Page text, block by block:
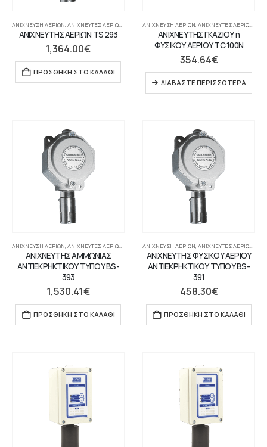
ΑΝΊΧΝΕΥΣΗ ΑΕΡΊΩΝ, ΑΝΙΧΝΕΥΤΈΣ ΑΕΡΊΩΝ ΓΙΑ ΠΊΝΑΚΑ ,ΣΥΣΤΉΜΑΤΑ ΠΥΡΑΝΊΧΝΕΥΣΗΣ-
ΑΝΙΧΝΕΥΤΗΣ ΑΕΡΙΩΝ TS 293
1,364.00€
ΠΡΟΣΘΉΚΗ ΣΤΟ ΚΑΛΆΘΙ
ΑΝΊΧΝΕΥΣΗ ΑΕΡΊΩΝ, ΑΝΙΧΝΕΥΤΈΣ ΑΕΡΊΩΝ ΓΙΑ ΠΊΝΑΚΑ
ΑΝΙΧΝΕΥΤΗΣ ΓΚΑΖΙΟΥ ή
ΦΥΣΙΚΟΥ ΑΕΡΙΟΥ TC 100N
354.64€
ΔΙΑΒΆΣΤΕ ΠΕΡΙΣΣΌΤΕΡΑ
ΑΝΊΧΝΕΥΣΗ ΑΕΡΊΩΝ, ΑΝΙΧΝΕΥΤΈΣ ΑΕΡΊΩΝ ΓΙΑ ΠΊΝΑΚΑ ,ΣΥΣΤΉΜΑΤΑ ΠΥΡΑΝΊΧΝΕΥΣΗΣ-
ΑΝΙΧΝΕΥΤΗΣ ΑΜΜΩΝΙΑΣ
ΑΝΤΙΕΚΡΗΚΤΙΚΟΥ ΤΥΠΟΥ BS-
393
1,530.41€
ΠΡΟΣΘΉΚΗ ΣΤΟ ΚΑΛΆΘΙ
ΑΝΊΧΝΕΥΣΗ ΑΕΡΊΩΝ, ΑΝΙΧΝΕΥΤΈΣ ΑΕΡΊΩΝ ΓΙΑ ΠΊΝΑΚΑ
ΑΝΙΧΝΕΥΤΗΣ ΦΥΣΙΚΟΥ ΑΕΡΙΟΥ
ΑΝΤΙΕΚΡΗΚΤΙΚΟΥ ΤΥΠΟΥ BS-
391
458.30€
ΠΡΟΣΘΉΚΗ ΣΤΟ ΚΑΛΆΘΙ